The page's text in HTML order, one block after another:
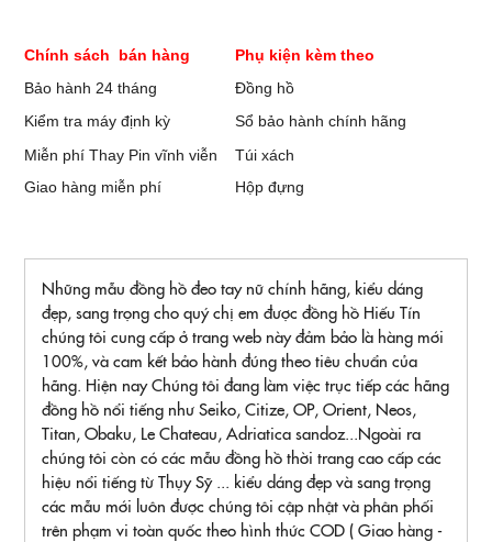
Chính sách bán hàng
Phụ kiện kèm theo
Bảo hành 24 tháng
Đồng hồ
Kiểm tra máy định kỳ
Sổ bảo hành chính hãng
Miễn phí Thay Pin vĩnh viễn
Túi xách
Giao hàng miễn phí
Hộp đựng
Những mẫu đồng hồ đeo tay nữ chính hãng, kiểu dáng
đẹp, sang trọng cho quý chị em được đồng hồ Hiếu Tín
chúng tôi cung cấp ở trang web này đảm bảo là hàng mới
100%, và cam kết bảo hành đúng theo tiêu chuẩn của
hãng. Hiện nay Chúng tôi đang làm việc trục tiếp các hãng
đồng hồ nổi tiếng như Seiko, Citize, OP, Orient, Neos,
Titan, Obaku, Le Chateau, Adriatica sandoz...Ngoài ra
chúng tôi còn có các mẫu đồng hồ thời trang cao cấp các
hiệu nổi tiếng từ Thụy Sỹ ... kiểu dáng đẹp và sang trọng
các mẫu mới luôn được chúng tôi cập nhật và phân phối
trên phạm vi toàn quốc theo hình thức COD ( Giao hàng -